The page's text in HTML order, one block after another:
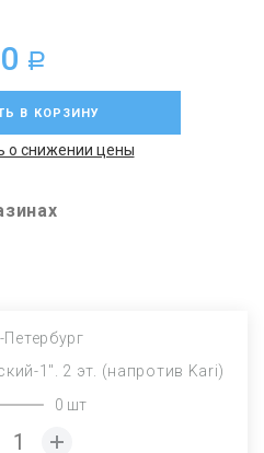
a
В КОРЗИНУ
о снижении цены
1". 2 эт. (напротив Kari)
0 шт